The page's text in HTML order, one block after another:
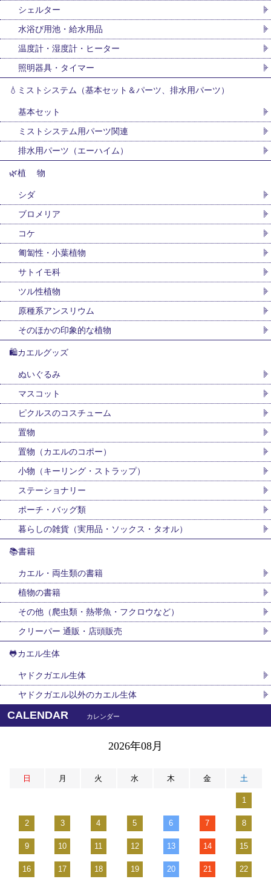
シェルター
水浴び用池・給水用品
温度計・湿度計・ヒーター
照明器具・タイマー
💧ミストシステム（基本セット＆パーツ、排水用パーツ）
基本セット
ミストシステム用パーツ関連
排水用パーツ（エーハイム）
🌿植 物
シダ
ブロメリア
コケ
匍匐性・小葉植物
サトイモ科
ツル性植物
原種系アンスリウム
そのほかの印象的な植物
🛍カエルグッズ
ぬいぐるみ
マスコット
ピクルスのコスチューム
置物
置物（カエルのコポー）
小物（キーリング・ストラップ）
ステーショナリー
ポーチ・バッグ類
暮らしの雑貨（実用品・ソックス・タオル）
📚書籍
カエル・両生類の書籍
植物の書籍
その他（爬虫類・熱帯魚・フクロウなど）
クリーパー 通販・店頭販売
🐸カエル生体
ヤドクガエル生体
ヤドクガエル以外のカエル生体
CALENDAR カレンダー
2026年08月
日 月 火 水 木 金 土
1
2 3 4 5 6 7 8
9 10 11 12 13 14 15
16 17 18 19 20 21 22